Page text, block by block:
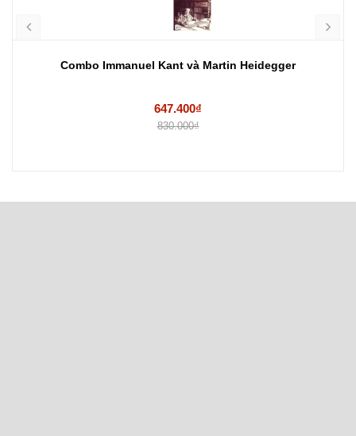
Combo Immanuel Kant và Martin Heidegger
647.400₫
830.000₫